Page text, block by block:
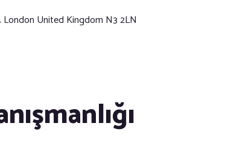
United Kingdom N3 2LN